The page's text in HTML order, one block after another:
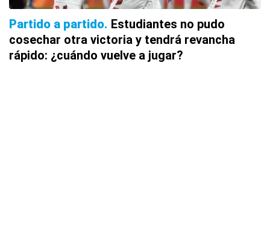
Partido a partido Estudiantes no pudo
cosechar otra victoria y tendrá revancha
rápido: ¿cuándo vuelve a jugar?